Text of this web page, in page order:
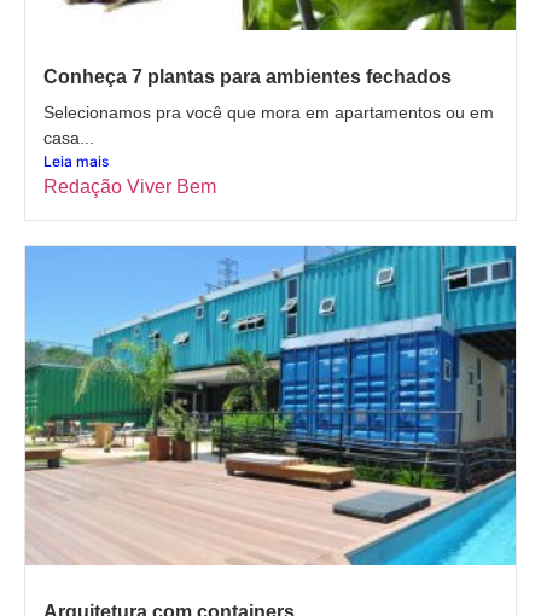
Conheça 7 plantas para ambientes fechados
Selecionamos pra você que mora em apartamentos ou em
casa...
Leia mais
Redação Viver Bem